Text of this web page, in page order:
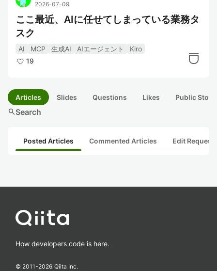
2026-07-09
ここ最近、AIに任せてしまっている業務タ
スク
AI MCP 生成AI AIエージェント
Kiro
19
Articles Slides Questions Likes Public
searchSearch
Posted Articles Commented Articles Edit
How developers code is here.
© 2011-2026 Qiita Inc.